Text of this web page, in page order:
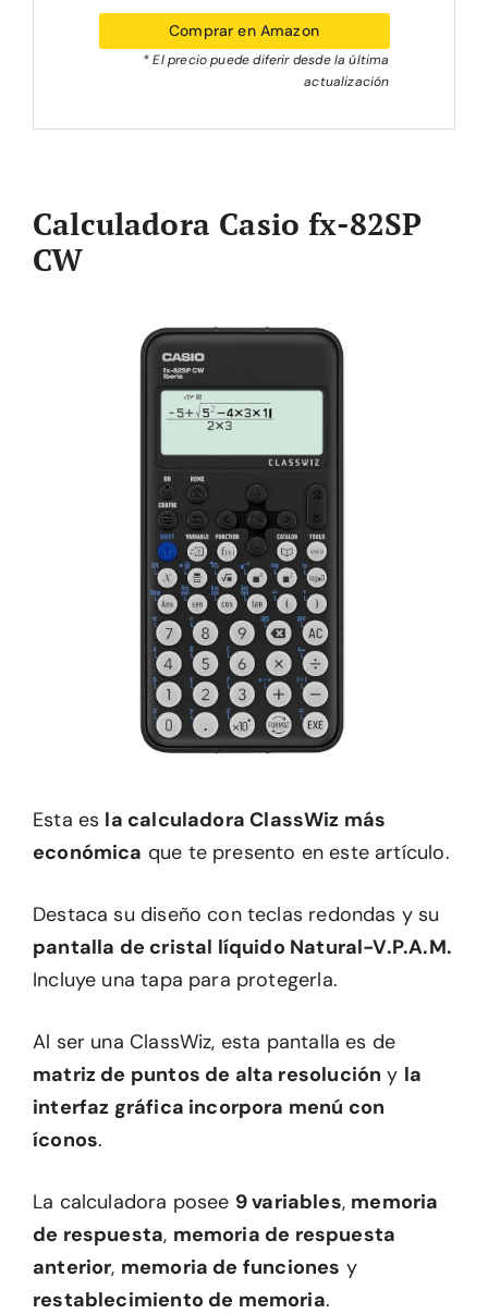
Comprar en Amazon
* El precio puede diferir desde la última
actualización
Calculadora Casio fx-82SP
CW
Esta es la calculadora ClassWiz más
económica que te presento en este artículo.
Destaca su diseño con teclas redondas y su
pantalla de cristal líquido Natural-V.P.A.M.
Incluye una tapa para protegerla.
Al ser una ClassWiz, esta pantalla es de
matriz de puntos de alta resolución y la
interfaz gráfica incorpora menú con
íconos.
La calculadora posee 9 variables, memoria
de respuesta, memoria de respuesta
anterior, memoria de funciones y
restablecimiento de memoria.